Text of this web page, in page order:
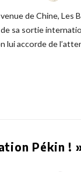
de Chine, Les
sa sortie
lui accorde de
Pékin !